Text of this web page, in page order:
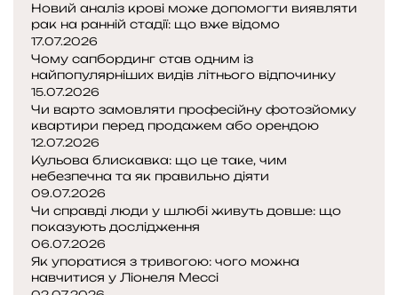
Новий аналіз крові може допомогти виявляти
рак на ранній стадії: що вже відомо
17.07.2026
Чому сапбординг став одним із
найпопулярніших видів літнього відпочинку
15.07.2026
Чи варто замовляти професійну фотозйомку
квартири перед продажем або орендою
12.07.2026
Кульова блискавка: що це таке, чим
небезпечна та як правильно діяти
09.07.2026
Чи справді люди у шлюбі живуть довше: що
показують дослідження
06.07.2026
Як упоратися з тривогою: чого можна
навчитися у Ліонеля Мессі